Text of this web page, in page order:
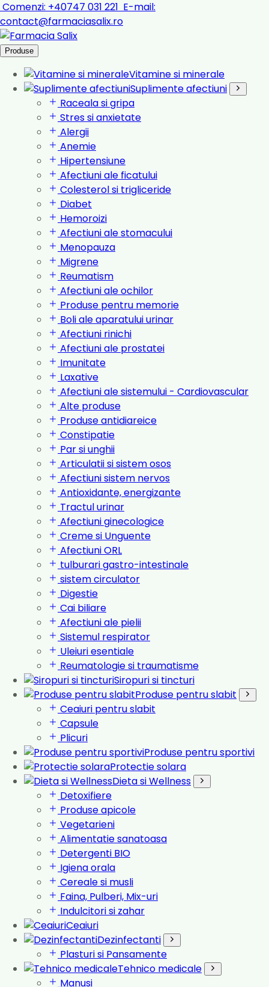
Comenzi: +40747 031 221 E-mail:
contact@farmaciasalix.ro
Produse
Vitamine si minerale
Suplimente afectiuni
Raceala si gripa
Stres si anxietate
Alergii
Anemie
Hipertensiune
Afectiuni ale ficatului
Colesterol si trigliceride
Diabet
Hemoroizi
Afectiuni ale stomacului
Menopauza
Migrene
Reumatism
Afectiuni ale ochilor
Produse pentru memorie
Boli ale aparatului urinar
Afectiuni rinichi
Afectiuni ale prostatei
Imunitate
Laxative
Afectiuni ale sistemului - Cardiovascular
Alte produse
Produse antidiareice
Constipatie
Par si unghii
Articulatii si sistem osos
Afectiuni sistem nervos
Antioxidante, energizante
Tractul urinar
Afectiuni ginecologice
Creme si Unguente
Afectiuni ORL
tulburari gastro-intestinale
sistem circulator
Digestie
Cai biliare
Afectiuni ale pielii
Sistemul respirator
Uleiuri esentiale
Reumatologie si traumatisme
Siropuri si tincturi
Produse pentru slabit
Ceaiuri pentru slabit
Capsule
Plicuri
Produse pentru sportivi
Protectie solara
Dieta si Wellness
Detoxifiere
Produse apicole
Vegetarieni
Alimentatie sanatoasa
Detergenti BIO
Igiena orala
Cereale si musli
Faina, Pulberi, Mix-uri
Indulcitori si zahar
Ceaiuri
Dezinfectanti
Plasturi si Pansamente
Tehnico medicale
Manusi